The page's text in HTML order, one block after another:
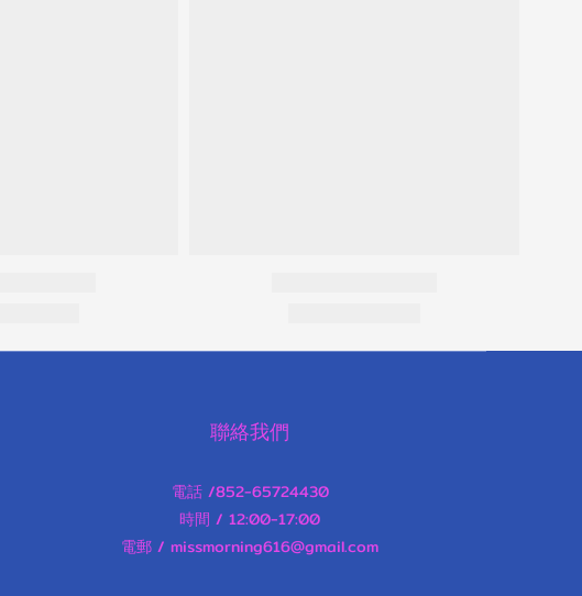
聯絡我們
電話 /852-65724430
時間 / 12:00-17:00
電郵 / missmorning616@gmail.com